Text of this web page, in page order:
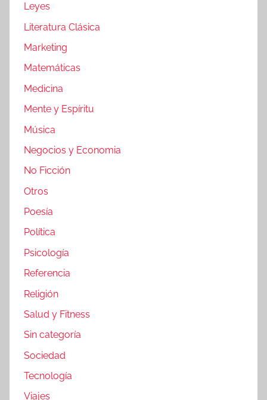
Leyes
Literatura Clásica
Marketing
Matemáticas
Medicina
Mente y Espíritu
Música
Negocios y Economia
No Ficción
Otros
Poesía
Política
Psicología
Referencia
Religión
Salud y Fitness
Sin categoría
Sociedad
Tecnología
Viajes